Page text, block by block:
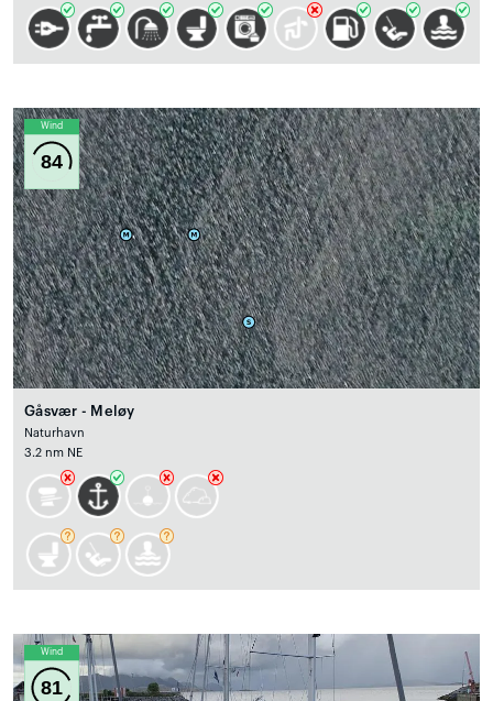
Wind
84
Gåsvær - Meløy
Naturhavn
3.2 nm NE
Wind
81